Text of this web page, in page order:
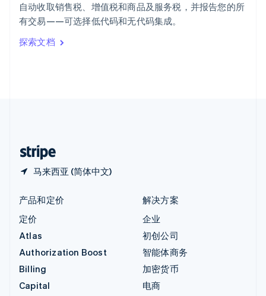
自动收取销售税、增值税和商品及服务税，并报告您的所
有交易——可选择低代码和无代码集成。
探索文档
马来西亚 (简体中文)
意大利
ItalianoEnglish
印度
English
产品和定价
定价
Atlas
Authorization Boost
Billing
Capital
解决方案
企业
初创公司
智能体商务
加密货币
电商